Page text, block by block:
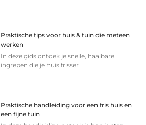
Praktische tips voor huis & tuin die meteen
werken
In deze gids ontdek je snelle, haalbare
ingrepen die je huis frisser
Praktische handleiding voor een fris huis en
een fijne tuin